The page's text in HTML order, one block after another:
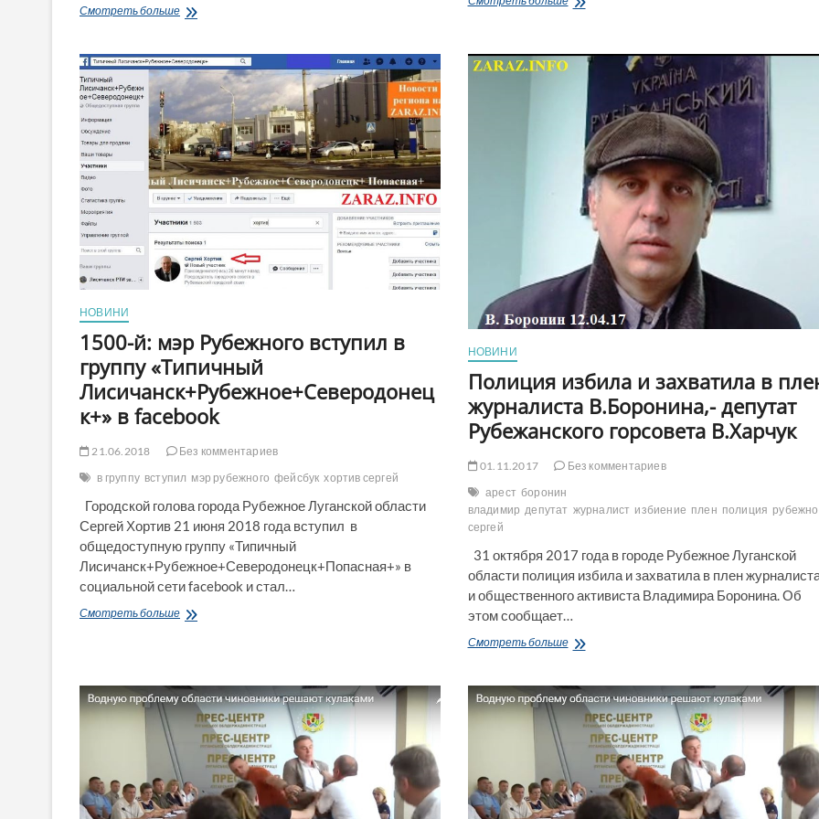
Смотреть большеВосстановить
с
должности
городского
голову
Рубежного
С.
Хортива
созываются
депутаты
сегодня
в
11:00
«Заре»?
«Правдорубство»
НОВИНИ
1500-й: мэр Рубежного вступил в
группу «Типичный
Лисичанск+Рубежное+Северодонец
к+» в facebook
21.06.2018
Без комментариев
в группу вступил мэр рубежного фейсбук хортив сергей
Городской голова города Рубежное Луганской области
Сергей Хортив 21 июня 2018 года вступил в
общедоступную группу «Типичный
Лисичанск+Рубежное+Северодонецк+Попасная+» в
социальной сети facebook и стал…
Смотреть больше1500-
в
группу
«Типичный
Лисичанск+Рубежное+Северодонецк+»
facebook
НОВИНИ
Полиция избила и захватила в
журналиста В.Боронина,- депутат
Рубежанского горсовета В.Харчук
01.11.2017
Без комментариев
арест боронин
владимир депутат журналист избиение плен полиция
сергей
31 октября 2017 года в городе Рубежное Луганской
области полиция избила и захватила в плен
и общественного активиста Владимира Боронина. Об
этом сообщает…
Смотреть большеПолиция
захватила
в
плен
журналиста
В.Боронина,-
депутат
Рубежанского
горсовета